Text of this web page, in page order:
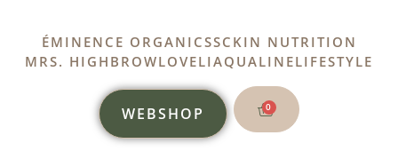
ÉMINENCE ORGANICSSCKIN NUTRITION
MRS. HIGHBROWLOVELIAQUALINELIFESTYLE
WEBSHOP 0